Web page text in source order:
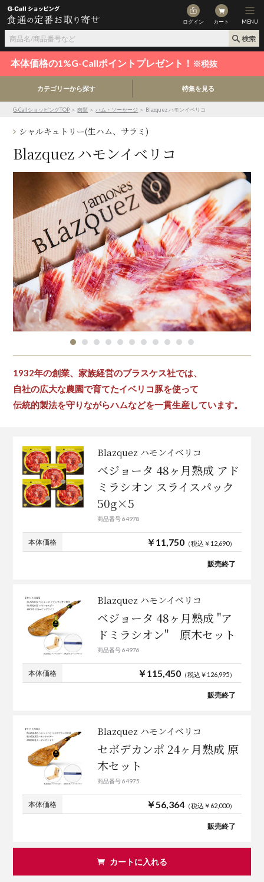
ログイン カート MENU
本体価格の1%G-Callポイントプレゼント！ ※税抜
カテゴリーから探す 特集を見る
G-CallショッピングTOP ＞肉類 ＞ ハム・ソーセージ ＞ Blazquez ハモンイベリコ
シャルキュトリー(生ハム、サラミ)
Blazquez ハモンイベリコ
1932年の創業、家族経営のブラスケス社では、
自社の広大な農園で育てたイベリコ豚を使って
伝統的製法を守りながらハムなどを一貫生産しています。
Blazquez ハモンイベリコ
ベジョータ 48ヶ月熟成 アド
ミラシオン スライスパック
50g×5
商品番号 64978
本体価格 ￥11,750（税込￥12,690）
販売終了
Blazquez ハモンイベリコ
ベジョータ 48ヶ月熟成 "ア
ドミラシオン" 原木セット
商品番号 64976
本体価格 ￥115,450（税込￥126,995）
販売終了
Blazquez ハモンイベリコ
セボデカンポ 24ヶ月熟成 原
木セット
商品番号 64975
本体価格 ￥56,364（税込￥62,000）
販売終了
カートに入れる